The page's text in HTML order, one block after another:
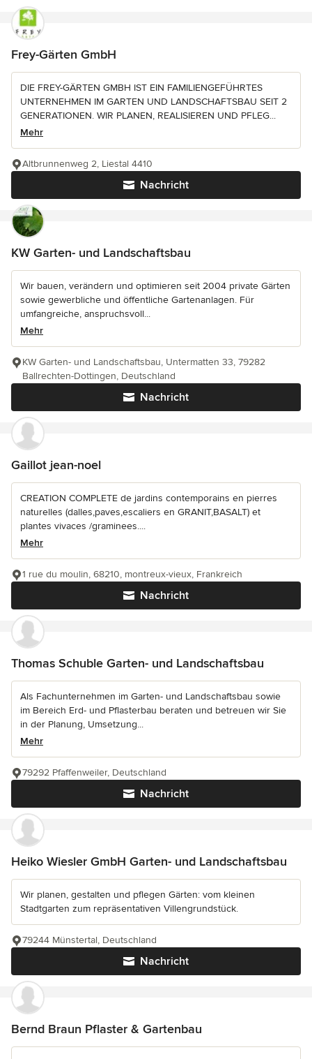
Frey-Gärten GmbH
DIE FREY-GÄRTEN GMBH IST EIN FAMILIENGEFÜHRTES
UNTERNEHMEN IM GARTEN UND LANDSCHAFTSBAU SEIT 2
GENERATIONEN. WIR PLANEN, REALISIEREN UND PFLEG...
Mehr
Nachricht
Altbrunnenweg 2, Liestal 4410
KW Garten- und Landschaftsbau
Wir bauen, verändern und optimieren seit 2004 private Gärten
sowie gewerbliche und öffentliche Gartenanlagen. Für
umfangreiche, anspruchsvoll...
Mehr
Nachricht
KW Garten- und Landschaftsbau, Untermatten 33, 79282
Ballrechten-Dottingen, Deutschland
Gaillot jean-noel
CREATION COMPLETE de jardins contemporains en pierres
naturelles (dalles,paves,escaliers en GRANIT,BASALT) et
plantes vivaces /graminees....
Mehr
Nachricht
1 rue du moulin, 68210, montreux-vieux, Frankreich
Thomas Schuble Garten- und Landschaftsbau
Als Fachunternehmen im Garten- und Landschaftsbau sowie
im Bereich Erd- und Pflasterbau beraten und betreuen wir Sie
in der Planung, Umsetzung...
Mehr
Nachricht
79292 Pfaffenweiler, Deutschland
Heiko Wiesler GmbH Garten- und Landschaftsbau
Wir planen, gestalten und pflegen Gärten: vom kleinen
Stadtgarten zum repräsentativen Villengrundstück.
Nachricht
79244 Münstertal, Deutschland
Bernd Braun Pflaster & Gartenbau